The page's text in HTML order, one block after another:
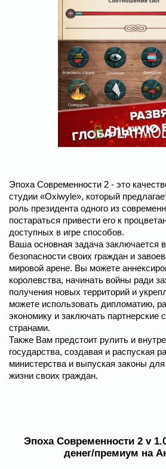
Эпоха Современности 2 - это
студии «Oxiwyle», который
роль президента одного из
постараться привести его к
доступных в игре способов.
Ваша основная задача заключается
безопасности своих граждан и
мировой арене. Вы можете
королевства, начинать войны ради
получения новых территорий и
можете использовать дипломатию,
экономику и заключать партнерские
странами.
Также Вам предстоит рулить и
государства, создавая и распуская
министерства и выпуская законы
жизни своих граждан.
Эпоха Современности 2 v
денег/премиум на